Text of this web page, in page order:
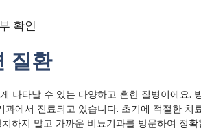
확인
질환
나타날 수 있는 다양하고 흔한 질병이에요.
에서 진료되고 있습니다. 초기에 적절한 치
하지 말고 가까운 비뇨기과를 방문하여 정